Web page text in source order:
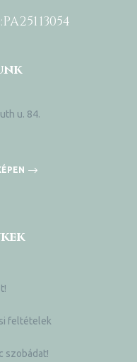
PA25113054
u. 84.
feltételek
szobádat!